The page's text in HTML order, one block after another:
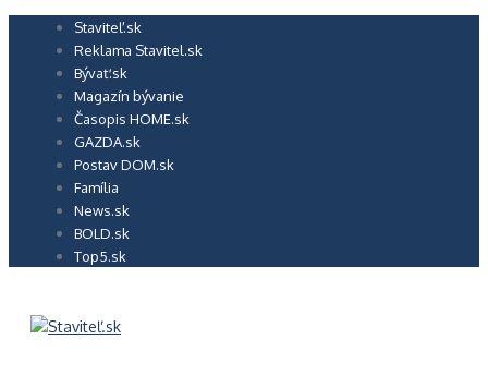
Preskočiť
Staviteľ.sk
Reklama Stavitel.sk
Bývať.sk
Magazín bývanie
Časopis HOME.sk
GAZDA.sk
Postav DOM.sk
Família
News.sk
BOLD.sk
Top5.sk